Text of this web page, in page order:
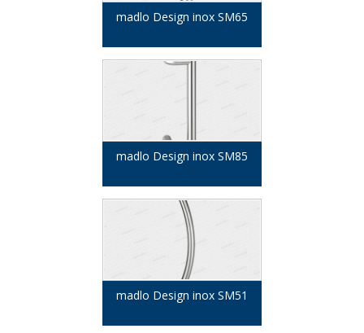
madlo Design inox SM65
madlo Design inox SM85
madlo Design inox SM51